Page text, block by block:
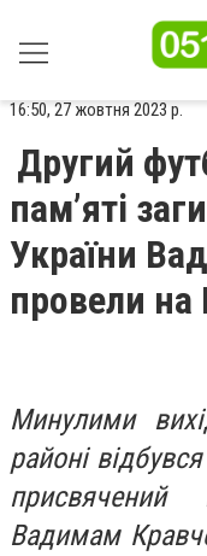
16:50, 27 жовтня 2023 р.
Другий
пам’яті
України
провели на
Минулими
районі
присвячений
Вадимам